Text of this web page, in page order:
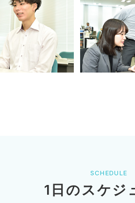
SCHEDULE
1日のスケジ